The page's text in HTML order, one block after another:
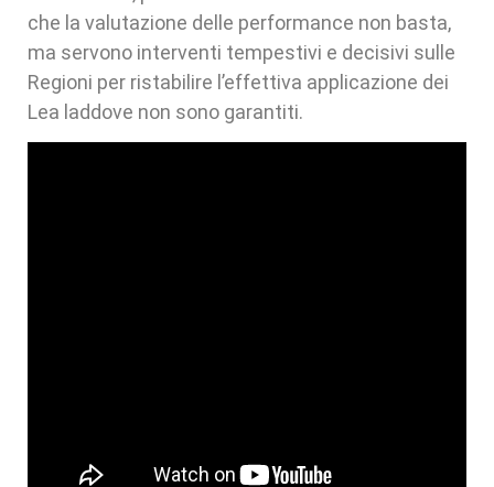
che la valutazione delle performance non basta,
ma servono interventi tempestivi e decisivi sulle
Regioni per ristabilire l’effettiva applicazione dei
Lea laddove non sono garantiti.